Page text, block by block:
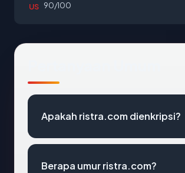
US 90/100
Apakah ristra.com dienkripsi?
Berapa umur ristra.com?